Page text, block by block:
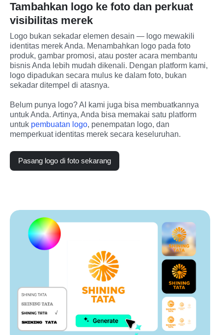
Tambahkan logo ke foto dan perkuat
visibilitas merek
Logo bukan sekadar elemen desain — logo mewakili
identitas merek Anda. Menambahkan logo pada foto
produk, gambar promosi, atau poster acara membantu
bisnis Anda lebih mudah dikenali. Dengan platform kami,
logo dipadukan secara mulus ke dalam foto, bukan
sekadar ditempel di atasnya.
Belum punya logo? AI kami juga bisa membuatkannya
untuk Anda. Artinya, Anda bisa memakai satu platform
untuk pembuatan logo, penempatan logo, dan
memperkuat identitas merek secara keseluruhan.
Pasang logo di foto sekarang